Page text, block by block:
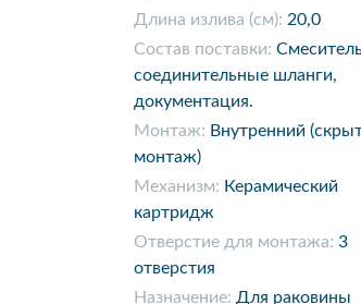
Длина излива (см): 20,0
Состав поставки:
соединительные шланги,
документация.
Монтаж: Внутренний
монтаж)
Механизм: Керамический
картридж
Отверстие для монтажа: 3
отверстия
Назначение: Для раковины